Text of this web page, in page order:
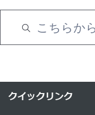
クイックリンク